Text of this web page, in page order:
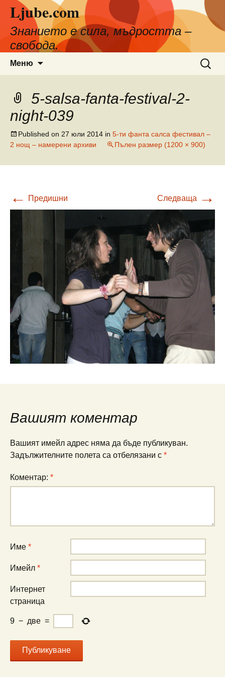
съдържанието
Ljube.com
Знанието е сила, мъдростта –
свобода.
Меню
за:
5-salsa-fanta-festival-2-
night-039
Published on 27 юли 2014 in 5-ти фанта салса фестивал –
2 нощ – намерени архиви
Пълен размер (1200 × 900)
← Предишни Следваща →
Вашият коментар
Вашият имейл адрес няма да бъде публикуван.
Задължителните полета са отбелязани с *
Коментар: *
Име *
Имейл *
Интернет
страница
9 − две =